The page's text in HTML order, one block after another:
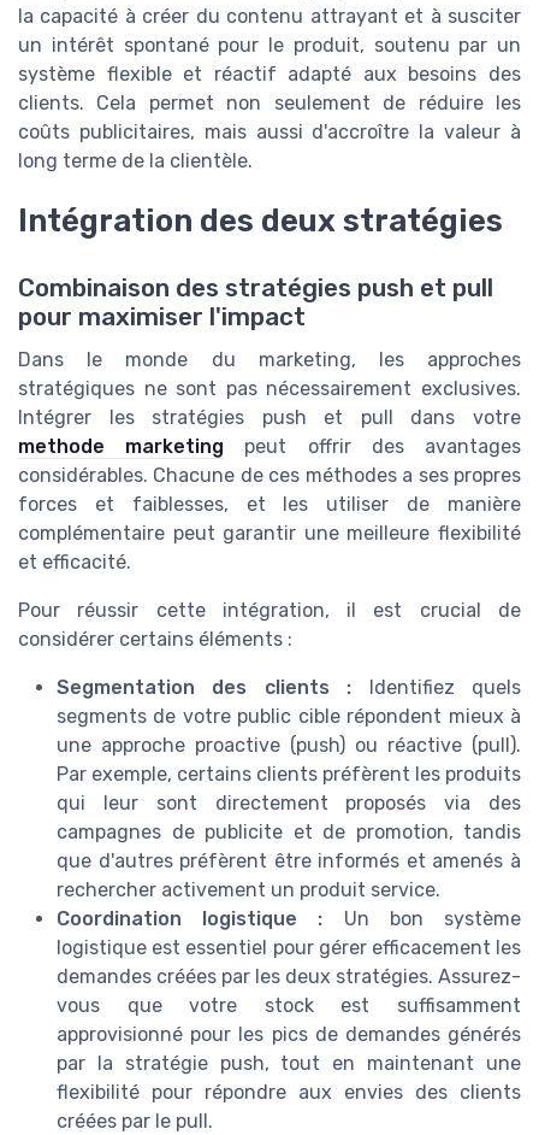
la capacité à créer du contenu attrayant et à susciter
un intérêt spontané pour le produit, soutenu par un
système flexible et réactif adapté aux besoins des
clients. Cela permet non seulement de réduire les
coûts publicitaires, mais aussi d'accroître la valeur à
long terme de la clientèle.
Intégration des deux stratégies
Combinaison des stratégies push et pull
pour maximiser l'impact
Dans le monde du marketing, les approches
stratégiques ne sont pas nécessairement exclusives.
Intégrer les stratégies push et pull dans votre
methode marketing peut offrir des avantages
considérables. Chacune de ces méthodes a ses propres
forces et faiblesses, et les utiliser de manière
complémentaire peut garantir une meilleure flexibilité
et efficacité.
Pour réussir cette intégration, il est crucial de
considérer certains éléments :
Segmentation des clients : Identifiez quels
segments de votre public cible répondent mieux à
une approche proactive (push) ou réactive (pull).
Par exemple, certains clients préfèrent les produits
qui leur sont directement proposés via des
campagnes de publicite et de promotion, tandis
que d'autres préfèrent être informés et amenés à
rechercher activement un produit service.
Coordination logistique : Un bon système
logistique est essentiel pour gérer efficacement les
demandes créées par les deux stratégies. Assurez-
vous que votre stock est suffisamment
approvisionné pour les pics de demandes générés
par la stratégie push, tout en maintenant une
flexibilité pour répondre aux envies des clients
créées par le pull.